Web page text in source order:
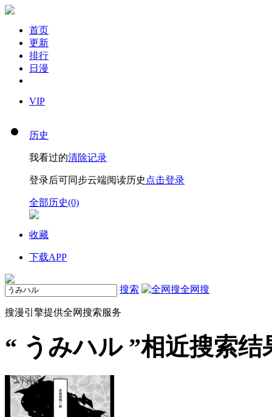
首页
更新
排行
日漫
VIP
历史
我看过的清除记录
登录后可同步云端阅读历史 点击登录
全部历史(0)
收藏
下载APP
搜索 全网搜
搜漫引擎提供全网搜索服务
“ うみハル ”相近搜索结